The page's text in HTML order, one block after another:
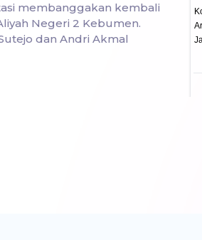
membanggakan kembali
Negeri 2 Kebumen.
dan Andri Akmal